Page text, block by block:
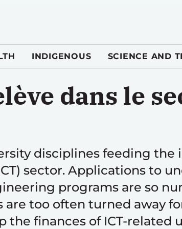
INDIGENOUS SCIENCE AND
dans le
disciplines feeding
sector. Applications to
programs are so
too often turned away
the finances of ICT-related